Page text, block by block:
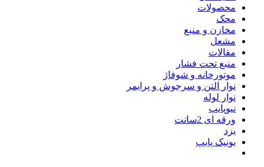
محصولات
محک
مخازن و منبع
مشعل
مقالات
منبع تحت فشار
موتورخانه و شوفاژ
نوار التن و سرجوش و پرایمر
نوار لوله
نیوپایپ
ورقه ای 2سانت
یزد
یونیک پایپ